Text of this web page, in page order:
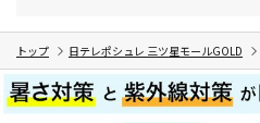
トップ 日テレポシュレ 三ツ星モールGOLD